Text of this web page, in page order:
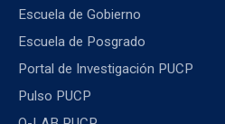
Escuela de Gobierno
Escuela de Posgrado
Portal de Investigación PUCP
Pulso PUCP